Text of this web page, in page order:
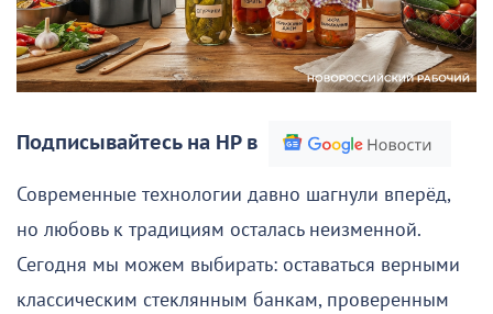
Подписывайтесь на НР в
Современные технологии давно шагнули вперёд,
но любовь к традициям осталась неизменной.
Сегодня мы можем выбирать: оставаться верными
классическим стеклянным банкам, проверенным